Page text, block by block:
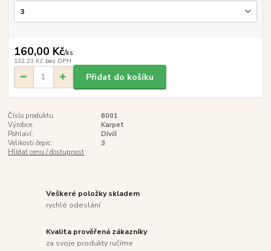
160,00 Kč/ks
132,23 Kč bez DPH
Přidat do košíku
Číslo produktu:
6001
Výrobce:
Karpet
Pohlaví:
Dívčí
Velikosti čepic:
3
Hlídat cenu / dostupnost
Veškeré položky skladem
rychlé odeslání
Kvalita prověřená zákazníky
za svoje produkty ručíme